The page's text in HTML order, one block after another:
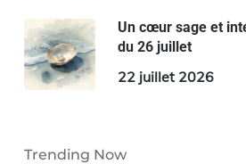
Un cœur sage et
du 26 juillet
22 juillet 2026
Trending Now